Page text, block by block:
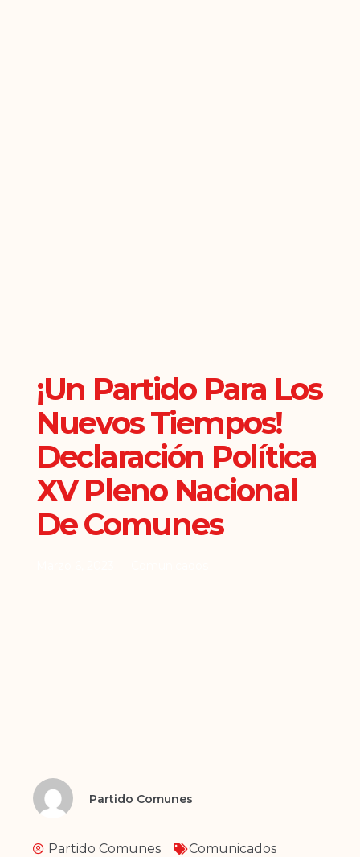
¡Un Partido Para Los
Nuevos Tiempos!
Declaración Política
XV Pleno Nacional
De Comunes
Partido Comunes
Partido Comunes Comunicados